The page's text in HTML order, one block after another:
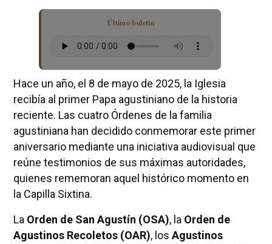
Último boletín
Hace un año, el 8 de mayo de 2025, la Iglesia
recibía al primer Papa agustiniano de la historia
reciente. Las cuatro Órdenes de la familia
agustiniana han decidido conmemorar este primer
aniversario mediante una iniciativa audiovisual que
reúne testimonios de sus máximas autoridades,
quienes rememoran aquel histórico momento en
la Capilla Sixtina.
La Orden de San Agustín (OSA), la Orden de
Agustinos Recoletos (OAR), los Agustinos